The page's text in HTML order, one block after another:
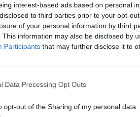
interest-based ads based on personal
to third parties prior to your opt-
of your personal information by third
This information may also be disclosed by
Participants that may further disclose it to
Data Processing Opt Outs
opt-out of the Sharing of my personal data.
ΠΑΣΟΚ
στα γραφεία
Ο
το